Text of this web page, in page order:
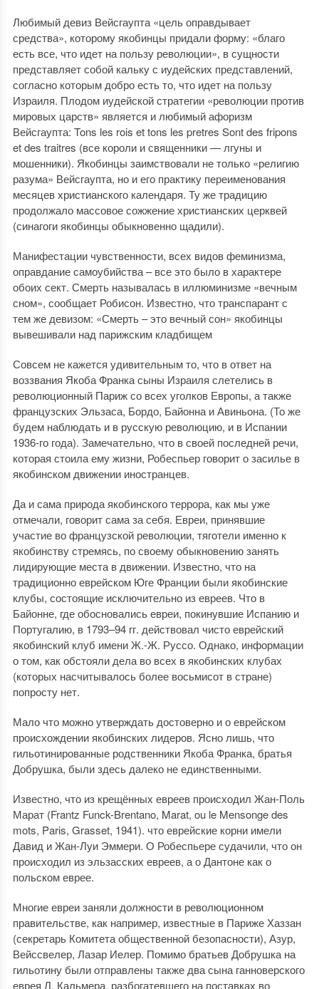
Любимый девиз Вейсгаупта «цель оправдывает
средства», которому якобинцы придали форму: «благо
есть все, что идет на пользу революции», в сущности
представляет собой кальку с иудейских представлений,
согласно которым добро есть то, что идет на пользу
Израиля. Плодом иудейской стратегии «революции против
мировых царств» является и любимый афоризм
Вейсгаупта: Tons les rois et tons les pretres Sont des fripons
et des traitres (всe короли и священники — лгуны и
мошенники). Якобинцы заимствовали не только «религию
разума» Вейсгаупта, но и его практику переименования
месяцев христианского календаря. Ту же традицию
продолжало массовое сожжение христианских церквей
(синагоги якобинцы обыкновенно щадили).
Манифестации чувственности, всех видов феминизма,
оправдание самоубийства – все это было в характере
обоих сект. Смерть называлась в иллюминизме «вечным
сном», сообщает Робисон. Известно, что транспарант с
тем же девизом: «Смерть – это вечный сон» якобинцы
вывешивали над парижским кладбищем
Совсем не кажется удивительным то, что в ответ на
воззвания Якоба Франка сыны Израиля слетелись в
революционный Париж со всех уголков Европы, а также
французских Эльзаса, Бордо, Байонна и Авиньона. (То же
будем наблюдать и в русскую революцию, и в Испании
1936-го года). Замечательно, что в своей последней речи,
которая стоила ему жизни, Робеспьер говорит о засилье в
якобинском движении иностранцев.
Да и сама природа якобинского террора, как мы уже
отмечали, говорит сама за себя. Евреи, принявшие
участие во французской революции, тяготели именно к
якобинству стремясь, по своему обыкновению занять
лидирующие места в движении. Известно, что на
традиционно еврейском Юге Франции были якобинские
клубы, состоящие исключительно из евреев. Что в
Байонне, где обосновались евреи, покинувшие Испанию и
Португалию, в 1793–94 гг. действовал чисто еврейский
якобинский клуб имени Ж.-Ж. Руссо. Однако, информации
о том, как обстояли дела во всех в якобинских клубах
(которых насчитывалось более восьмисот в стране)
попросту нет.
Мало что можно утверждать достоверно и о еврейском
происхождении якобинских лидеров. Ясно лишь, что
гильотинированные родственники Якоба Франка, братья
Добрушка, были здесь далеко не единственными.
Известно, что из крещённых евреев происходил Жан-Поль
Марат (Frantz Funck-Brentano, Marat, ou le Mensonge des
mots, Paris, Grasset, 1941). что еврейские корни имели
Давид и Жан-Луи Эммери. О Робеспьере судачили, что он
происходил из эльзасских евреев, а о Дантоне как о
польском еврее.
Многие евреи заняли должности в революционном
правительстве, как например, известные в Париже Хаззан
(секретарь Комитета общественной безопасности), Азур,
Вейссвелер, Лазар Иелер. Помимо братьев Добрушка на
гильотину были отправлены также два сына ганноверского
еврея Л. Кальмера, разбогатевшего на поставках во